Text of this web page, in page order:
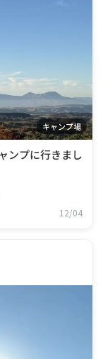
キャンプ場
ンプに行きまし
12/04